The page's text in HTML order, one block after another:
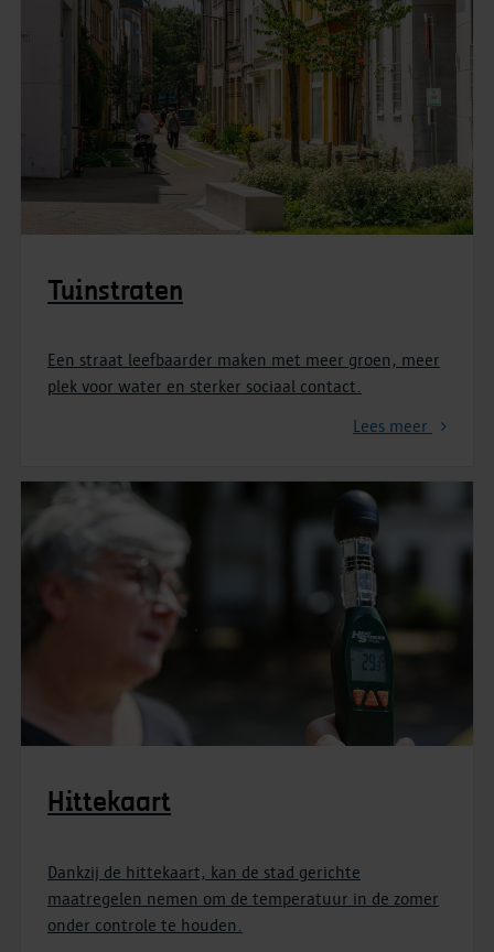
Tuinstraten
Een straat leefbaarder maken met meer groen, meer
plek voor water en sterker sociaal contact.
Lees meer
Hittekaart
Dankzij de hittekaart, kan de stad gerichte
maatregelen nemen om de temperatuur in de zomer
onder controle te houden.